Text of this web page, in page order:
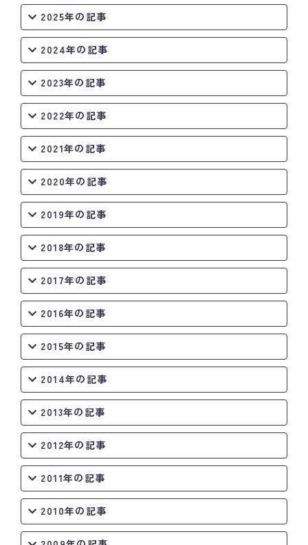
2025年の記事
2024年の記事
2023年の記事
2022年の記事
2021年の記事
2020年の記事
2019年の記事
2018年の記事
2017年の記事
2016年の記事
2015年の記事
2014年の記事
2013年の記事
2012年の記事
2011年の記事
2010年の記事